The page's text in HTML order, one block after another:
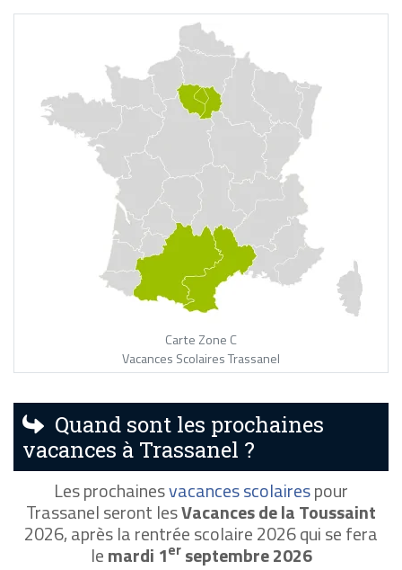
Carte Zone C
Vacances Scolaires Trassanel
Quand sont les prochaines
vacances à Trassanel ?
Les prochainesvacances scolairespour
Trassanel seront lesVacances de la Toussaint
2026, après la rentrée scolaire 2026 qui se fera
lemardi 1erseptembre 2026